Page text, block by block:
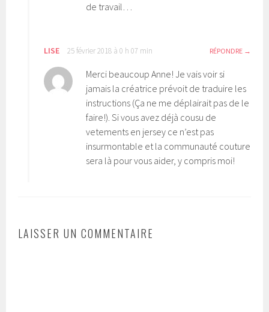
de travail…
LISE 25 février 2018 à 0 h 07 min RÉPONDRE
Merci beaucoup Anne! Je vais voir si
jamais la créatrice prévoit de traduire les
instructions (Ça ne me déplairait pas de le
faire!). Si vous avez déjà cousu de
vetements en jersey ce n’est pas
insurmontable et la communauté couture
sera là pour vous aider, y compris moi!
LAISSER UN COMMENTAIRE